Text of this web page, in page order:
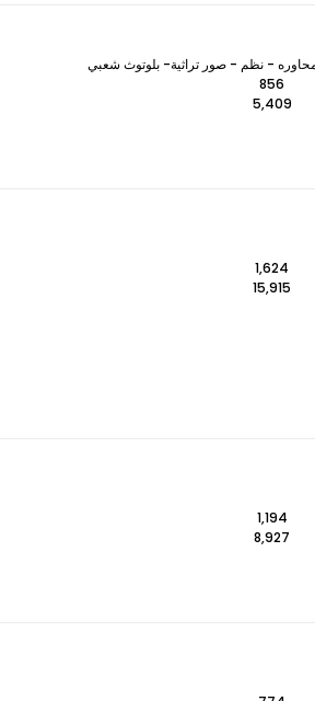
- نظم - صور تراثية- بلوتوث شعبي
856
5,409
1,624
15,915
1,194
8,927